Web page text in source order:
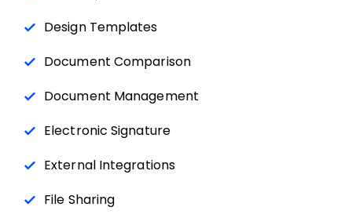
Design Templates
Document Comparison
Document Management
Electronic Signature
External Integrations
File Sharing